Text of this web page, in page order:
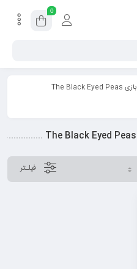
0
/ محصولات برچسب خورده “خرید پستی بازی The Black Eyed Peas
فیلـتر